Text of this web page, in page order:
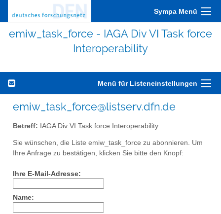
Sympa Menü
emiw_task_force - IAGA Div VI Task force
Interoperability
Menü für Listeneinstellungen
emiw_task_force@listserv.dfn.de
Betreff: IAGA Div VI Task force Interoperability
Sie wünschen, die Liste emiw_task_force zu abonnieren. Um
Ihre Anfrage zu bestätigen, klicken Sie bitte den Knopf:
Ihre E-Mail-Adresse:
Name: